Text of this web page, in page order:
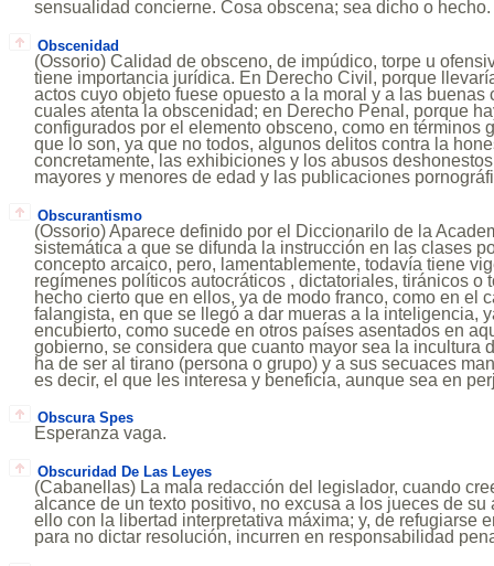
sensualidad concierne. Cosa obscena; sea dicho o hecho.
Obscenidad
(Ossorio) Calidad de obsceno, de impúdico, torpe u
tiene importancia jurídica. En Derecho Civil, porque
actos cuyo objeto fuese opuesto a la moral y a las buenas
cuales atenta la obscenidad; en Derecho Penal, porque
configurados por el elemento obsceno, como en términos
que lo son, ya que no todos, algunos delitos contra la
concretamente, las exhibiciones y los abusos
mayores y menores de edad y las publicaciones
Obscurantismo
(Ossorio) Aparece definido por el Diccionarilo de la
sistemática a que se difunda la instrucción en las clases
concepto arcaico, pero, lamentablemente, todavía tiene
regímenes políticos autocráticos , dictatoriales, tiránicos o
hecho cierto que en ellos, ya de modo franco, como en el
falangista, en que se llegó a dar mueras a la inteligencia,
encubierto, como sucede en otros países asentados en
gobierno, se considera que cuanto mayor sea la incultura
ha de ser al tirano (persona o grupo) y a sus secuaces
es decir, el que les interesa y beneficia, aunque sea en
Obscura Spes
Esperanza vaga.
Obscuridad De Las Leyes
(Cabanellas) La mala redacción del legislador, cuando
alcance de un texto positivo, no excusa a los jueces de
ello con la libertad interpretativa máxima; y, de refugiarse
para no dictar resolución, incurren en responsabilidad